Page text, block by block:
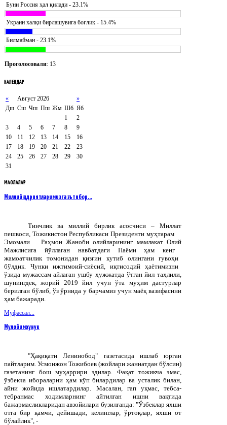
Буни Россия ҳал қилади - 23.1%
Украин халқи бирлашувига боғлиқ - 15.4%
Билмайман - 23.1%
Проголосовали: 13
КАЛЕНДАР
« Август 2026
»
Дш Сш Чш Пш Жм Шб Яб
1
2
3
4 5 6 7 8
9
10
11 12 13 14 15
16
17
18 19 20 21 22
23
24
25 26 27 28 29
30
31
МАҚОЛАЛАР
Миллий қадриятларимизга эътибор…
Тинчлик ва миллий бирлик асосчиси –Миллат
пешвоси Тожикистон Республикаси Президенти муҳтарам
Эмомали
Раҳмон Жаноби олийларининг мамлакат Олий
Мажлисига
йўллаган навбатдаги Паёми ҳам
кенг
жамоатчилик
томонидан қизғин кутиб олингани
гувоҳи
бўлдик
Чунки ижтимоий-сиёсий, иқтисодий ҳаётимизни
ўзида мужассам айлаган ушбу ҳужжатда ўтган йил таҳлили,
шунингдек, жорий 2019 йил учун ўта муҳим дастурлар
берилган бўлиб, ўз ўрнида у барчамиз учун маёқ вазифасини
ҳам бажаради.
Муфассал...
Мулойимхунук
"Ҳақиқати Ленинобод" газетасида ишлаб юрган
пайтларим. Усмонжон Тожибоев (жойлари жаннатдан бўлсин)
газетанинг бош муҳаррири эдилар. Фақат тожикча эмас,
ўзбекча ибораларни ҳам кўп билардилар ва усталик билан,
айни жойида ишлатардилар. Масалан, гап уқмас, тебса-
тебранмас ходимларнинг айтилган ишни вақтида
бажармасликларидан авзойилари бузилганда: "Ўзбеклар яхши
отга бир қамчи, дейишади, келинглар, ўртоқлар, яхши от
бўлайлик", -